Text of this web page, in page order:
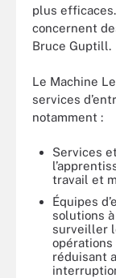
plus
concernent
Bruce Guptill.
Le Machine
services
notamment :
Services
travail et
Équipes
solutions
surveiller
réduisant